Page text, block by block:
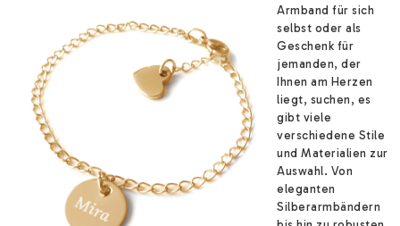
Armband für sich
selbst oder als
Geschenk für
jemanden, der
Ihnen am Herzen
liegt, suchen, es
gibt viele
verschiedene Stile
und Materialien zur
Auswahl. Von
eleganten
Silberarmbändern